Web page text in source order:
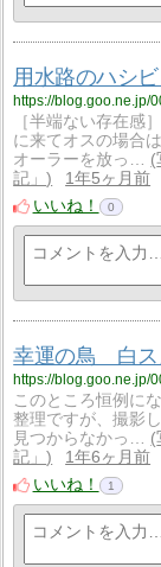
用水路のハシ
［半端ない存在感
に来てオスの場合
オーラーを放っ…
記」
1年5ヶ月前
いいね！
0
幸運の鳥 白ス
このところ恒例に
整理ですが、撮影
見つからなかっ…
記」
1年6ヶ月前
いいね！
1